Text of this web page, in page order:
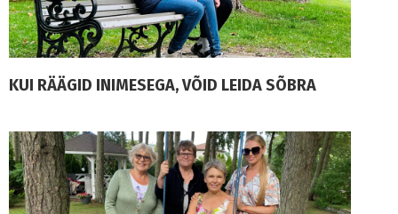
KUI RÄÄGID INIMESEGA, VÕID LEIDA SÕBRA